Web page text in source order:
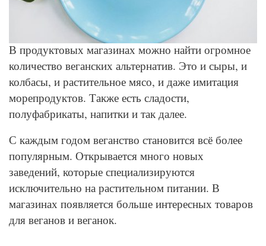
© Pexels
В продуктовых магазинах можно найти огромное
количество веганских альтернатив. Это и сыры, и
колбасы, и растительное мясо, и даже имитация
морепродуктов. Также есть сладости,
полуфабрикаты, напитки и так далее.
С каждым годом веганство становится всё более
популярным. Открывается много новых
заведений, которые специализируются
исключительно на растительном питании. В
магазинах появляется больше интересных товаров
для веганов и веганок.